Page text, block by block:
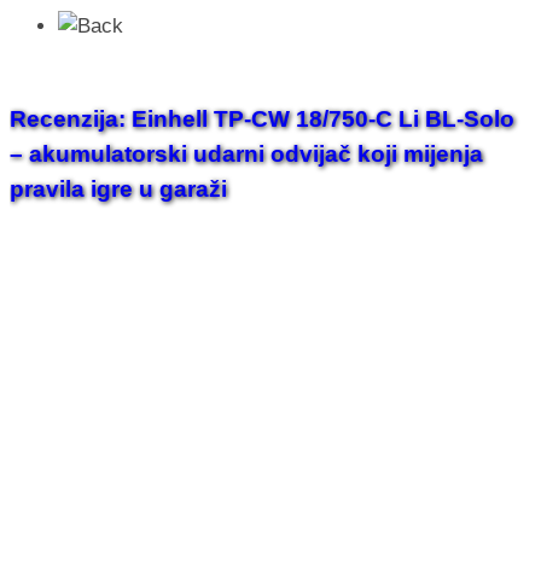
Recenzija: Einhell TP-CW 18/750-C Li BL-Solo
– akumulatorski udarni odvijač koji mijenja
pravila igre u garaži